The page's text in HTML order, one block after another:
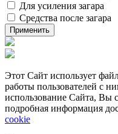
Для усиления загара
Средства после загара
Применить
Этот Сайт использует
работы пользователей с
использование Сайта, Вы
подробная информация
cookie